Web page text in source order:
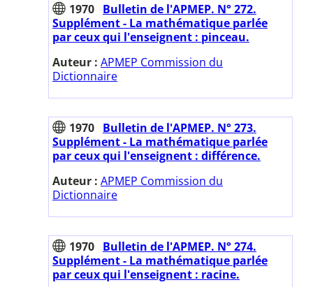
1970 Bulletin de l'APMEP. N° 272.
Supplément - La mathématique parlée
par ceux qui l'enseignent : pinceau.
Auteur : APMEP Commission du
Dictionnaire
1970 Bulletin de l'APMEP. N° 273.
Supplément - La mathématique parlée
par ceux qui l'enseignent : différence.
Auteur : APMEP Commission du
Dictionnaire
1970 Bulletin de l'APMEP. N° 274.
Supplément - La mathématique parlée
par ceux qui l'enseignent : racine.